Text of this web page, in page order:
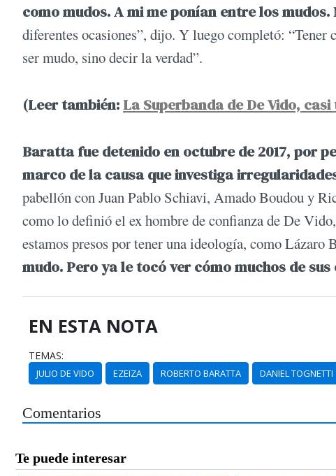
como mudos. A mi me ponían entre los mudos.
diferentes ocasiones”, dijo. Y luego completó:
ser mudo, sino decir la verdad”.
(Leer también: La Superbanda de De Vido,
Baratta fue detenido en octubre de 2017, por
marco de la causa que investiga
pabellón con Juan Pablo Schiavi, Amado Boudou y
como lo definió el ex hombre de confianza de De
estamos presos por tener una ideología, como Lázaro
mudo. Pero ya le tocó ver cómo muchos de
EN ESTA NOTA
TEMAS:
JULIO DE VIDO EZEIZA ROBERTO BARATTA DANIEL TOGNETTI
Comentarios